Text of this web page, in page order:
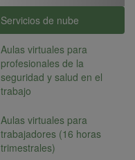
Servicios de nube
Aulas virtuales para
profesionales de la
seguridad y salud en el
trabajo
Aulas virtuales para
trabajadores (16 horas
trimestrales)